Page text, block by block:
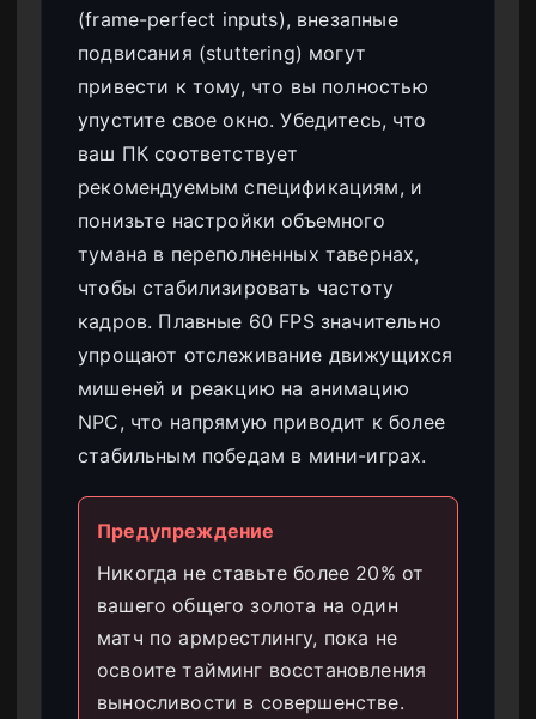
(frame-perfect inputs), внезапные
подвисания (stuttering) могут
привести к тому, что вы полностью
упустите свое окно. Убедитесь, что
ваш ПК соответствует
рекомендуемым спецификациям, и
понизьте настройки объемного
тумана в переполненных тавернах,
чтобы стабилизировать частоту
кадров. Плавные 60 FPS значительно
упрощают отслеживание движущихся
мишеней и реакцию на анимацию
NPC, что напрямую приводит к более
стабильным победам в мини-играх.
Предупреждение
Никогда не ставьте более 20% от
вашего общего золота на один
матч по армрестлингу, пока не
освоите тайминг восстановления
выносливости в совершенстве.